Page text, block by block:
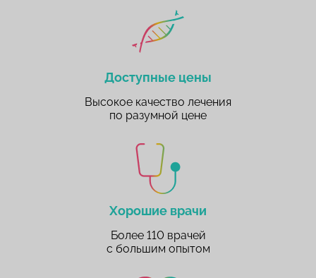
Доступные цены
Высокое качество лечения
по разумной цене
Хорошие врачи
Более 110 врачей
с большим опытом